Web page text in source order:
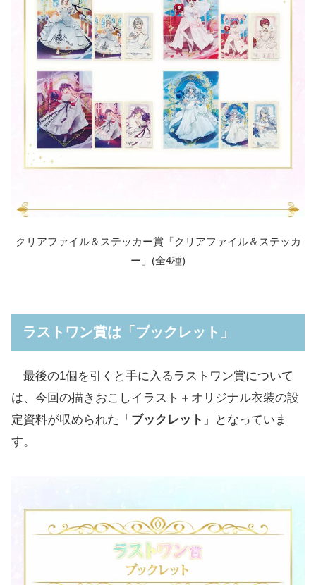
クリアファイル＆ステッカー賞「クリアファイル＆ステッカ
ー」(全4種)
ラストワン賞は「ブックレット」
最後の1個を引くと手に入るラストワン賞について
は、今回の描きおこしイラスト＋オリジナル衣装の設
定資料が収められた「 ブックレット 」となっていま
す。